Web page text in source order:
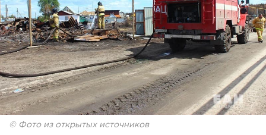
© Фото из открытых источников